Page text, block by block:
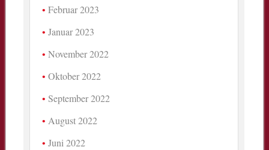
Februar 2023
Januar 2023
November 2022
Oktober 2022
September 2022
August 2022
Juni 2022